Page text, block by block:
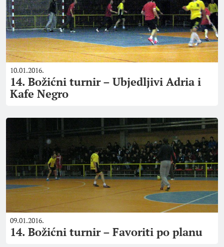
10.01.2016.
14. Božićni turnir – Ubjedljivi Adria i
Kafe Negro
09.01.2016.
14. Božićni turnir – Favoriti po planu